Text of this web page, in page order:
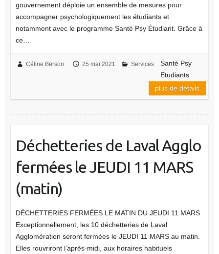
gouvernement déploie un ensemble de mesures pour
accompagner psychologiquement les étudiants et
notamment avec le programme Santé Psy Étudiant. Grâce à
ce…
Céline Berson 25 mai 2021 Services
Santé Psy
Etudiants
plus de détails
Déchetteries de Laval Agglo
fermées le JEUDI 11 MARS
(matin)
DÉCHETTERIES FERMÉES LE MATIN DU JEUDI 11 MARS
Exceptionnellement, les 10 déchetteries de Laval
Agglomération seront fermées le JEUDI 11 MARS au matin.
Elles rouvriront l’après-midi, aux horaires habituels